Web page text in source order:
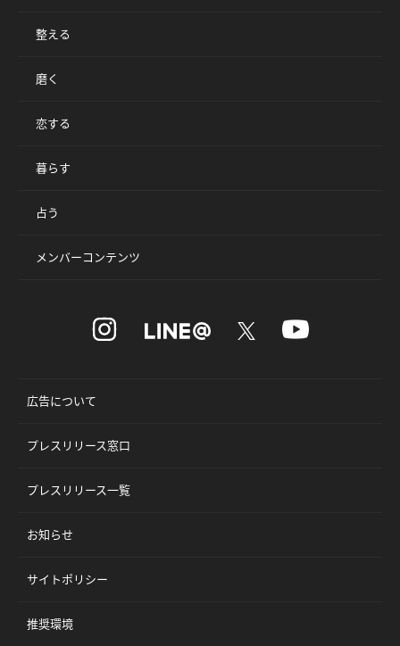
整える
磨く
恋する
暮らす
占う
メンバーコンテンツ
広告について
プレスリリース窓口
プレスリリース一覧
お知らせ
サイトポリシー
推奨環境